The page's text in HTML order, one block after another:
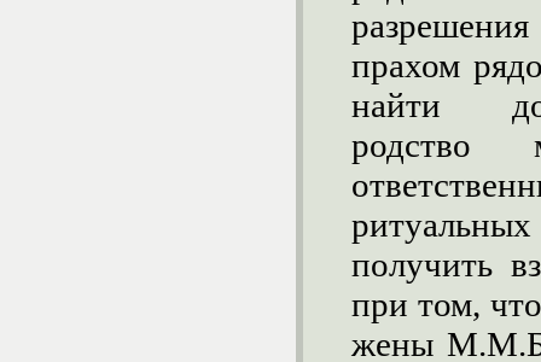
прахом
найти
получить
при том,
жены